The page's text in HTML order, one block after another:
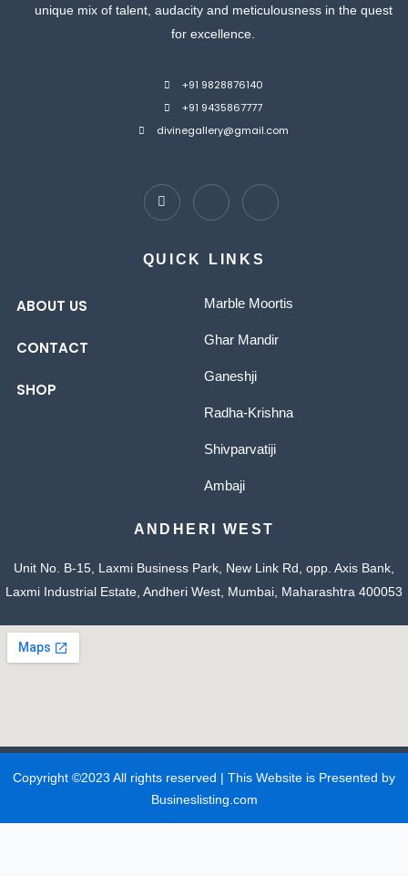
unique mix of talent, audacity and meticulousness in the quest
for excellence.
+91 9828876140
+91 9435867777
divinegallery@gmail.com
QUICK LINKS
ABOUT US
CONTACT
SHOP
Marble Moortis
Ghar Mandir
Ganeshji
Radha-Krishna
Shivparvatiji
Ambaji
ANDHERI WEST
Unit No. B-15, Laxmi Business Park, New Link Rd, opp. Axis Bank,
Laxmi Industrial Estate, Andheri West, Mumbai, Maharashtra 400053
Copyright ©2023 All rights reserved | This Website is Presented by
Busineslisting.com